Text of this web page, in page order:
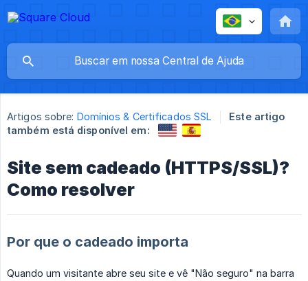
Artigos sobre: Domínios & Certificados SSL
Este artigo
também está disponível em:
Site sem cadeado (HTTPS/SSL)?
Como resolver
Por que o cadeado importa
Quando um visitante abre seu site e vê "Não seguro" na barra